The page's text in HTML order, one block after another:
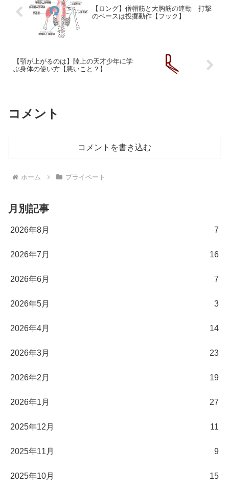
【ロング】僧帽筋と大胸筋の連動 打撃
のベースは投擲動作【フック】
【顎が上がるのは】陸上の天才少年に学
ぶ身体の使い方【悪いこと？】
コメント
コメントを書き込む
ホーム プライベート
月別記事
2026年8月 7
2026年7月 16
2026年6月 7
2026年5月 3
2026年4月 14
2026年3月 23
2026年2月 19
2026年1月 27
2025年12月 11
2025年11月 9
2025年10月 15